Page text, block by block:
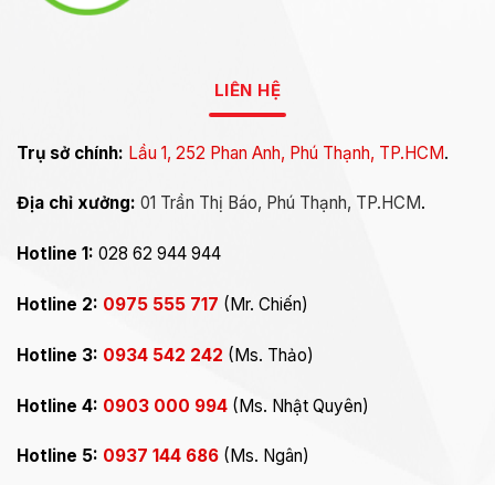
LIÊN HỆ
Trụ sở chính: Lầu 1, 252 Phan Anh, Phú Thạnh, TP.HCM.
Địa chỉ xưởng: 01 Trần Thị Báo, Phú Thạnh, TP.HCM.
Hotline 1: 028 62 944 944
Hotline 2: 0975 555 717 (Mr. Chiến)
Hotline 3: 0934 542 242 (Ms. Thảo)
Hotline 4: 0903 000 994 (Ms. Nhật Quyên)
Hotline 5: 0937 144 686 (Ms. Ngân)